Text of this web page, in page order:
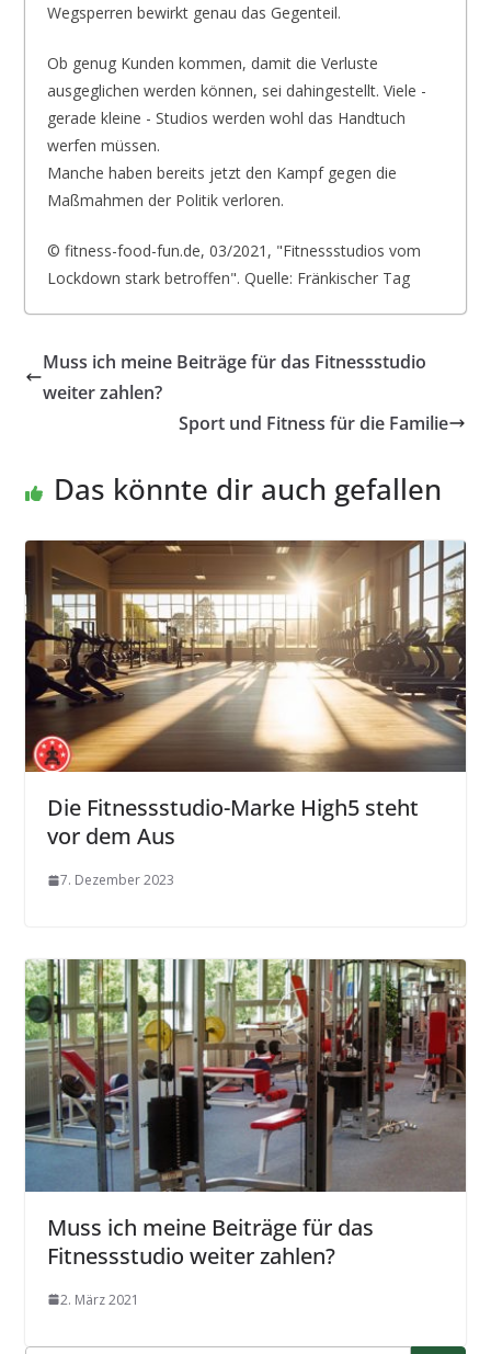
Wegsperren bewirkt genau das Gegenteil.
Ob genug Kunden kommen, damit die Verluste
ausgeglichen werden können, sei dahingestellt. Viele -
gerade kleine - Studios werden wohl das Handtuch
werfen müssen.
Manche haben bereits jetzt den Kampf gegen die
Maßmahmen der Politik verloren.
© fitness-food-fun.de, 03/2021, "Fitnessstudios vom
Lockdown stark betroffen". Quelle: Fränkischer Tag
Muss ich meine Beiträge für das Fitnessstudio
weiter zahlen?
Sport und Fitness für die Familie
Das könnte dir auch gefallen
Die Fitnessstudio-Marke High5 steht
vor dem Aus
7. Dezember 2023
Muss ich meine Beiträge für das
Fitnessstudio weiter zahlen?
2. März 2021